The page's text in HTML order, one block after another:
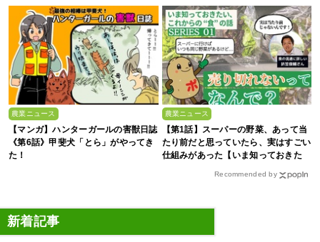
農業ニュース
【マンガ】ハンターガールの害獣日誌
《第6話》甲斐犬「とら」がやってき
た！
農業ニュース
【第1話】スーパーの野菜、あって当
たり前だと思っていたら、実はすごい
仕組みがあった【いま知っておきた
Recommended by
新着記事